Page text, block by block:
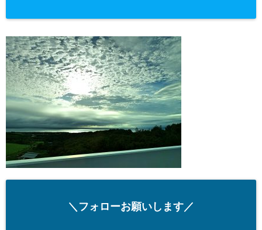
＼フォローお願いします／